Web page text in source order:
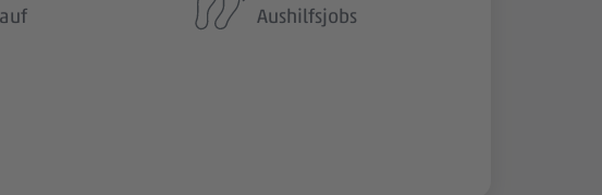
Aushilfsjobs